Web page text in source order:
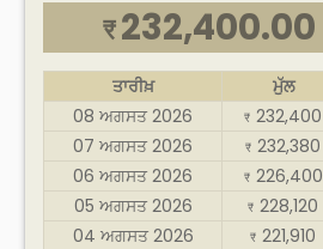
₹ 232,400.00
ਤਾਰੀਖ਼ ਮੁੱਲ
08 ਅਗਸਤ 2026
₹ 232,400
07 ਅਗਸਤ 2026
₹ 232,380
06 ਅਗਸਤ 2026
₹ 226,400
05 ਅਗਸਤ 2026
₹ 228,120
04 ਅਗਸਤ 2026
₹ 221,910